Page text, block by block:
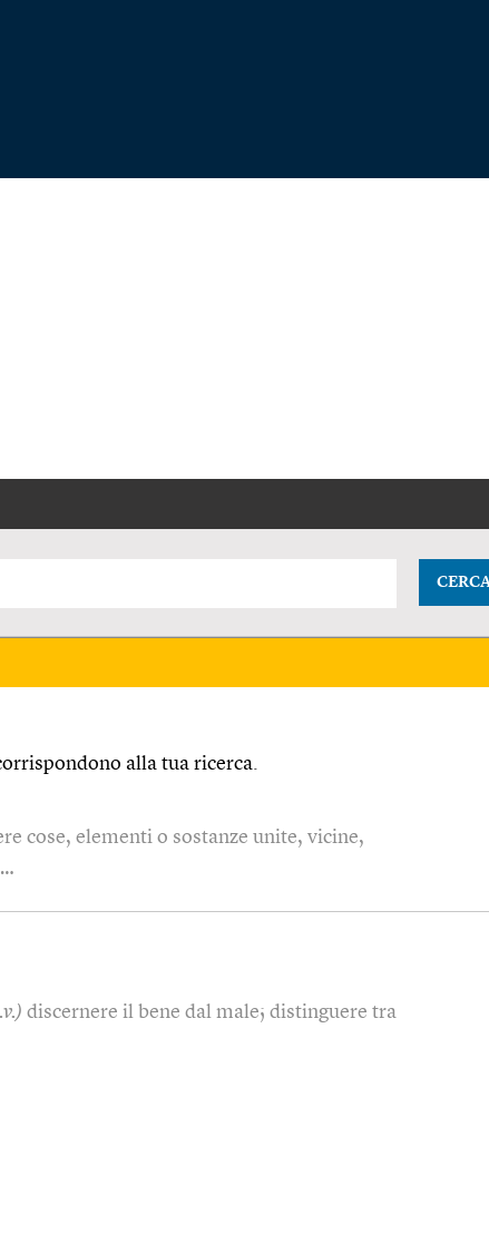
CERCA
alla tua ricerca.
cose, elementi o sostanze unite, vicine,
discernere il bene dal male; distinguere tra